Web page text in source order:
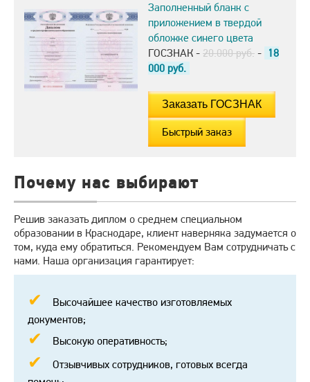
Заполненный бланк с
приложением в твердой
обложке синего цвета
ГОСЗНАК - 20.000 руб. - 18
000 руб.
Быстрый заказ
Почему нас выбирают
Решив заказать диплом о среднем специальном
образовании в Краснодаре, клиент наверняка задумается о
том, куда ему обратиться. Рекомендуем Вам сотрудничать с
нами. Наша организация гарантирует:
Высочайшее качество изготовляемых
документов;
Высокую оперативность;
Отзывчивых сотрудников, готовых всегда